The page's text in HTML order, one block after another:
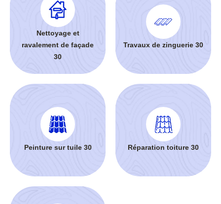
Nettoyage et
ravalement de façade
30
Travaux de zinguerie 30
Peinture sur tuile 30 Réparation toiture 30